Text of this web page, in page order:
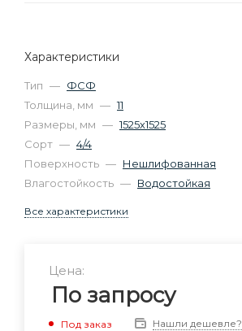
Характеристики
Тип — ФСФ
Толщина, мм — 11
Размеры, мм — 1525х1525
Сорт — 4/4
Поверхность — Нешлифованная
Влагостойкость — Водостойкая
Все характеристики
Цена:
По запросу
Под заказ Нашли дешевле?